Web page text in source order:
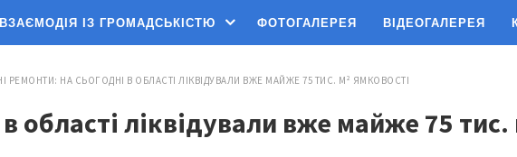
ВЗАЄМОДІЯ ІЗ ГРОМАДСЬКІСТЮ ФОТОГАЛЕРЕЯ ВІДЕОГАЛЕРЕЯ
РЕМОНТИ: НА СЬОГОДНІ В ОБЛАСТІ ЛІКВІДУВАЛИ ВЖЕ МАЙЖЕ 75 ТИС. М² ЯМКОВОСТІ
області ліквідували вже майже 75 тис.